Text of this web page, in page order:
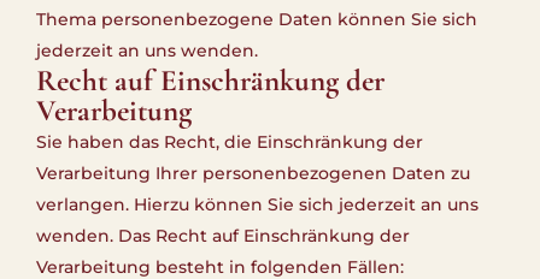
Thema personenbezogene Daten können Sie sich
jederzeit an uns wenden.
Recht auf Einschränkung der
Verarbeitung
Sie haben das Recht, die Einschränkung der
Verarbeitung Ihrer personenbezogenen Daten zu
verlangen. Hierzu können Sie sich jederzeit an uns
wenden. Das Recht auf Einschränkung der
Verarbeitung besteht in folgenden Fällen: